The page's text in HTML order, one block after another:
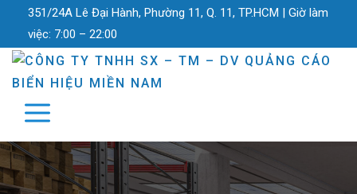
351/24A Lê Đại Hành, Phường 11, Q. 11, TP.HCM | Giờ làm
việc: 7:00 – 22:00